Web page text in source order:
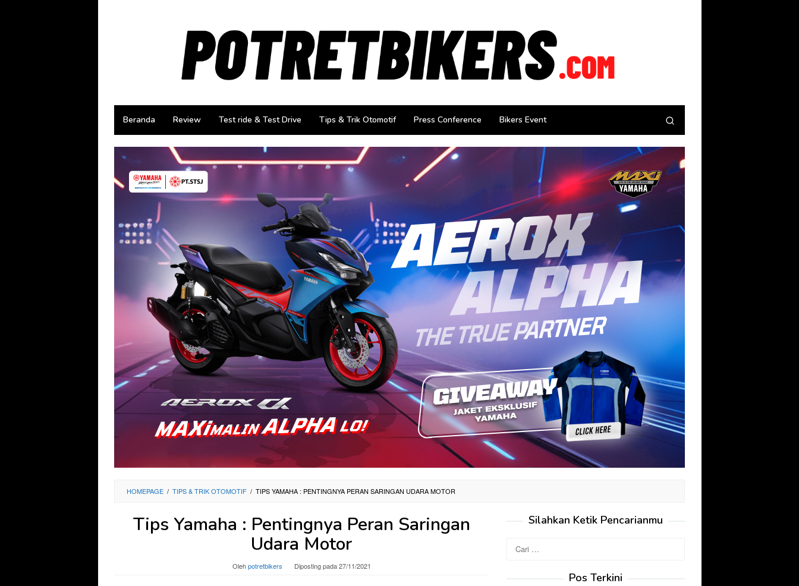
Beranda Review Test ride & Test Drive Tips & Trik Otomotif Press Conference Bikers Event
HOMEPAGE / TIPS & TRIK OTOMOTIF / TIPS YAMAHA : PENTINGNYA PERAN SARINGAN UDARA MOTOR
Tips Yamaha : Pentingnya Peran Saringan
Udara Motor
Olehpotretbikers Diposting pada27/11/2021
Silahkan Ketik Pencarianmu
untuk:
Pos Terkini